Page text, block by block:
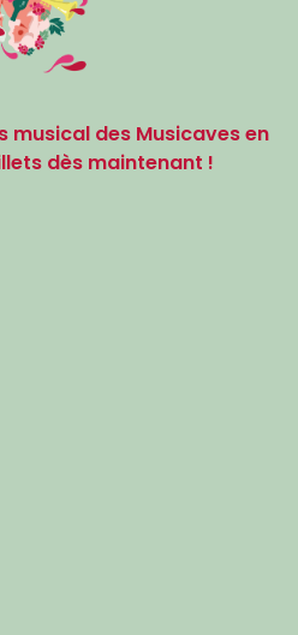
musical des Musicaves en
dès maintenant !